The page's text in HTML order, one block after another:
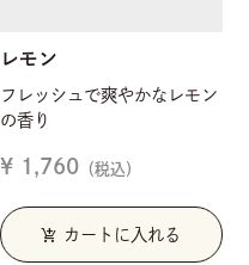
レモン
フレッシュで爽やかなレモン
の香り
¥ 1,760 （税込）
add_shopping_cart カートに入れる